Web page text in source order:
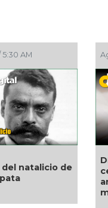
Ago 08, 2026 / 4:30
Día
celebrando a
animales de